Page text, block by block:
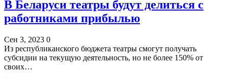
В Беларуси театры будут делиться с
работниками прибылью
Сен 3, 2023 0
Из республиканского бюджета театры смогут получать
субсидии на текущую деятельность, но не более 150% от
своих…